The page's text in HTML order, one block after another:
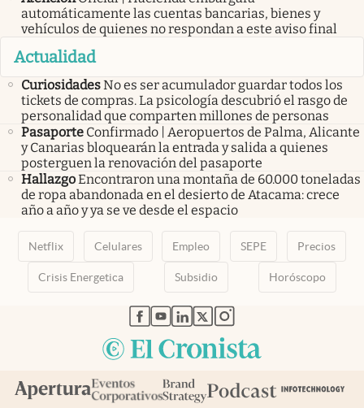
automáticamente las cuentas bancarias, bienes y
vehículos de quienes no respondan a este aviso final
Actualidad
CuriosidadesNo es ser acumulador guardar todos los
tickets de compras. La psicología descubrió el rasgo de
personalidad que comparten millones de personas
Pasaporte Confirmado | Aeropuertos de Palma, Alicante
y Canarias bloquearán la entrada y salida a quienes
posterguen la renovación del pasaporte
HallazgoEncontraron una montaña de 60.000 toneladas
de ropa abandonada en el desierto de Atacama: crece
año a año y ya se ve desde el espacio
Netflix Celulares Empleo SEPE Precios
Crisis Energetica Subsidio Horóscopo
abre en nueva pestaña
abre en nueva pestaña
abre en nueva pestaña
abre en nueva pestaña
abre en nueva pestaña